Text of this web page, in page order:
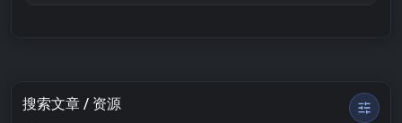
搜索文章 / 资源